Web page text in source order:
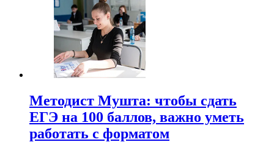
Методист Мушта: чтобы сдать
ЕГЭ на 100 баллов, важно уметь
работать с форматом